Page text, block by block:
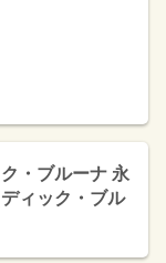
・ブルーナ 永
ィック・ブル